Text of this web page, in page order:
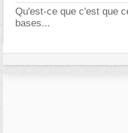
Qu'est-ce que c'est que
bases...